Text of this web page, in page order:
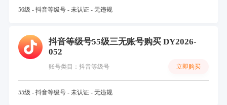
56级 - 抖音等级号 - 未认证 - 无违规
抖音等级号55级三无账号购买 DY2026-
052
账号类目：抖音等级号 立即购买
55级 - 抖音等级号 - 未认证 - 无违规